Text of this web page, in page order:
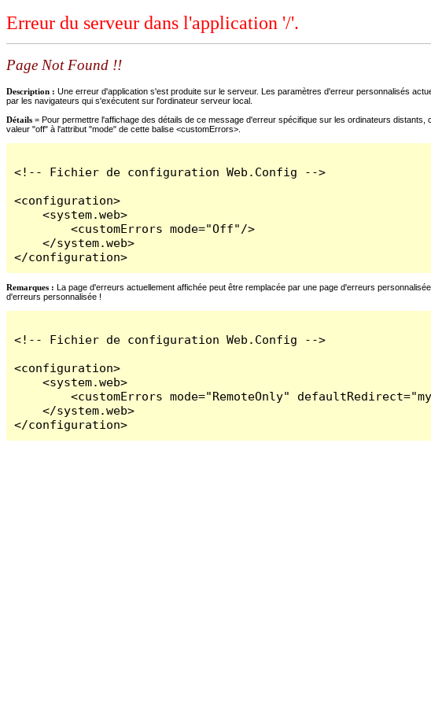
Erreur du serveur dans l'application '/'.
Page Not Found !!
Description : Une erreur d'application s'est produite sur le serveur. Les paramètres d'erreur personnalisés
par les navigateurs qui s'exécutent sur l'ordinateur serveur local.
Détails = Pour permettre l'affichage des détails de ce message d'erreur spécifique sur les ordinateurs
valeur "off" à l'attribut "mode" de cette balise <customErrors>.
<!-- Fichier de configuration Web.Config -->
<configuration>
    <system.web>
        <customErrors mode="Off"/>
    </system.web>
</configuration>
Remarques : La page d'erreurs actuellement affichée peut être remplacée par une page d'erreurs
d'erreurs personnalisée !
<!-- Fichier de configuration Web.Config -->
<configuration>
    <system.web>
<customErrors mode="RemoteOnly"
    </system.web>
</configuration>